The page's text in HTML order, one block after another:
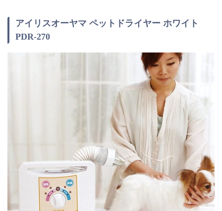
アイリスオーヤマ ペットドライヤー ホワイト
PDR-270